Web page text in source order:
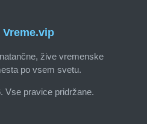
Vreme.vip
žive vremenske
po vsem svetu.
Vse pravice pridržane.